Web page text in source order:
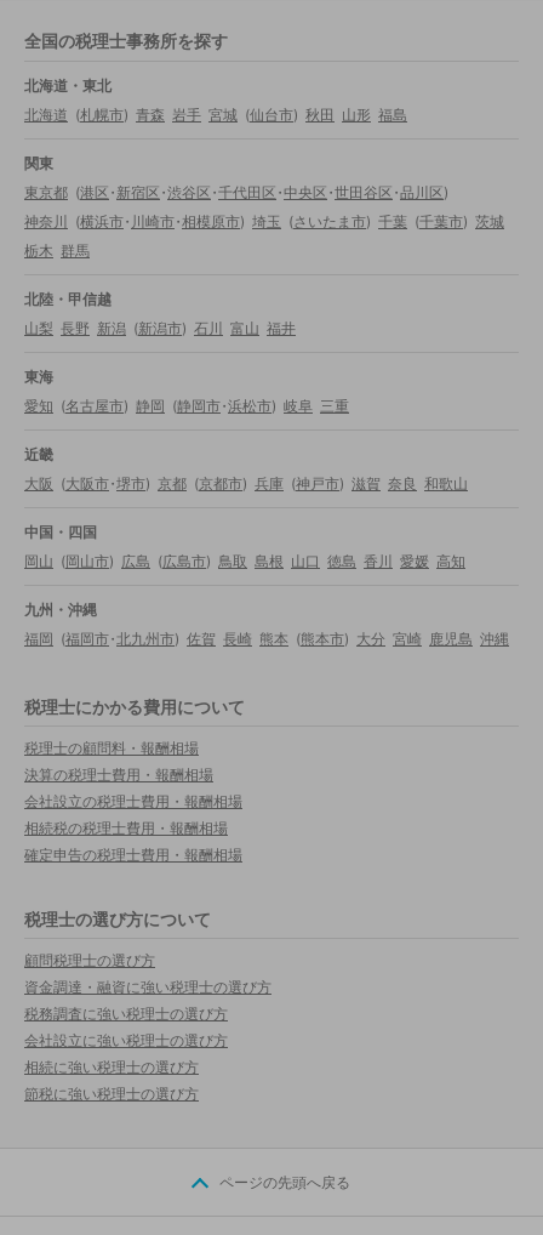
全国の税理士事務所を探す
北海道・東北
北海道 (札幌市) 青森 岩手 宮城 (仙台市) 秋田 山形 福島
関東
東京都 (港区・新宿区・渋谷区・千代田区・中央区・世田谷区・品川区)
神奈川
(横浜市・川崎市・相模原市) 埼玉 (さいたま市) 千葉 (千葉市) 茨城
栃木 群馬
北陸・甲信越
山梨 長野 新潟 (新潟市) 石川 富山 福井
東海
愛知 (名古屋市) 静岡 (静岡市・浜松市) 岐阜 三重
近畿
大阪 (大阪市・堺市) 京都 (京都市) 兵庫 (神戸市) 滋賀 奈良 和歌山
中国・四国
岡山 (岡山市) 広島 (広島市) 鳥取 島根 山口 徳島 香川 愛媛 高知
九州・沖縄
福岡 (福岡市・北九州市) 佐賀 長崎 熊本 (熊本市) 大分 宮崎 鹿児島 沖縄
税理士にかかる費用について
税理士の顧問料・報酬相場
決算の税理士費用・報酬相場
会社設立の税理士費用・報酬相場
相続税の税理士費用・報酬相場
確定申告の税理士費用・報酬相場
税理士の選び方について
顧問税理士の選び方
資金調達・融資に強い税理士の選び方
税務調査に強い税理士の選び方
会社設立に強い税理士の選び方
相続に強い税理士の選び方
節税に強い税理士の選び方
ページの先頭へ戻る